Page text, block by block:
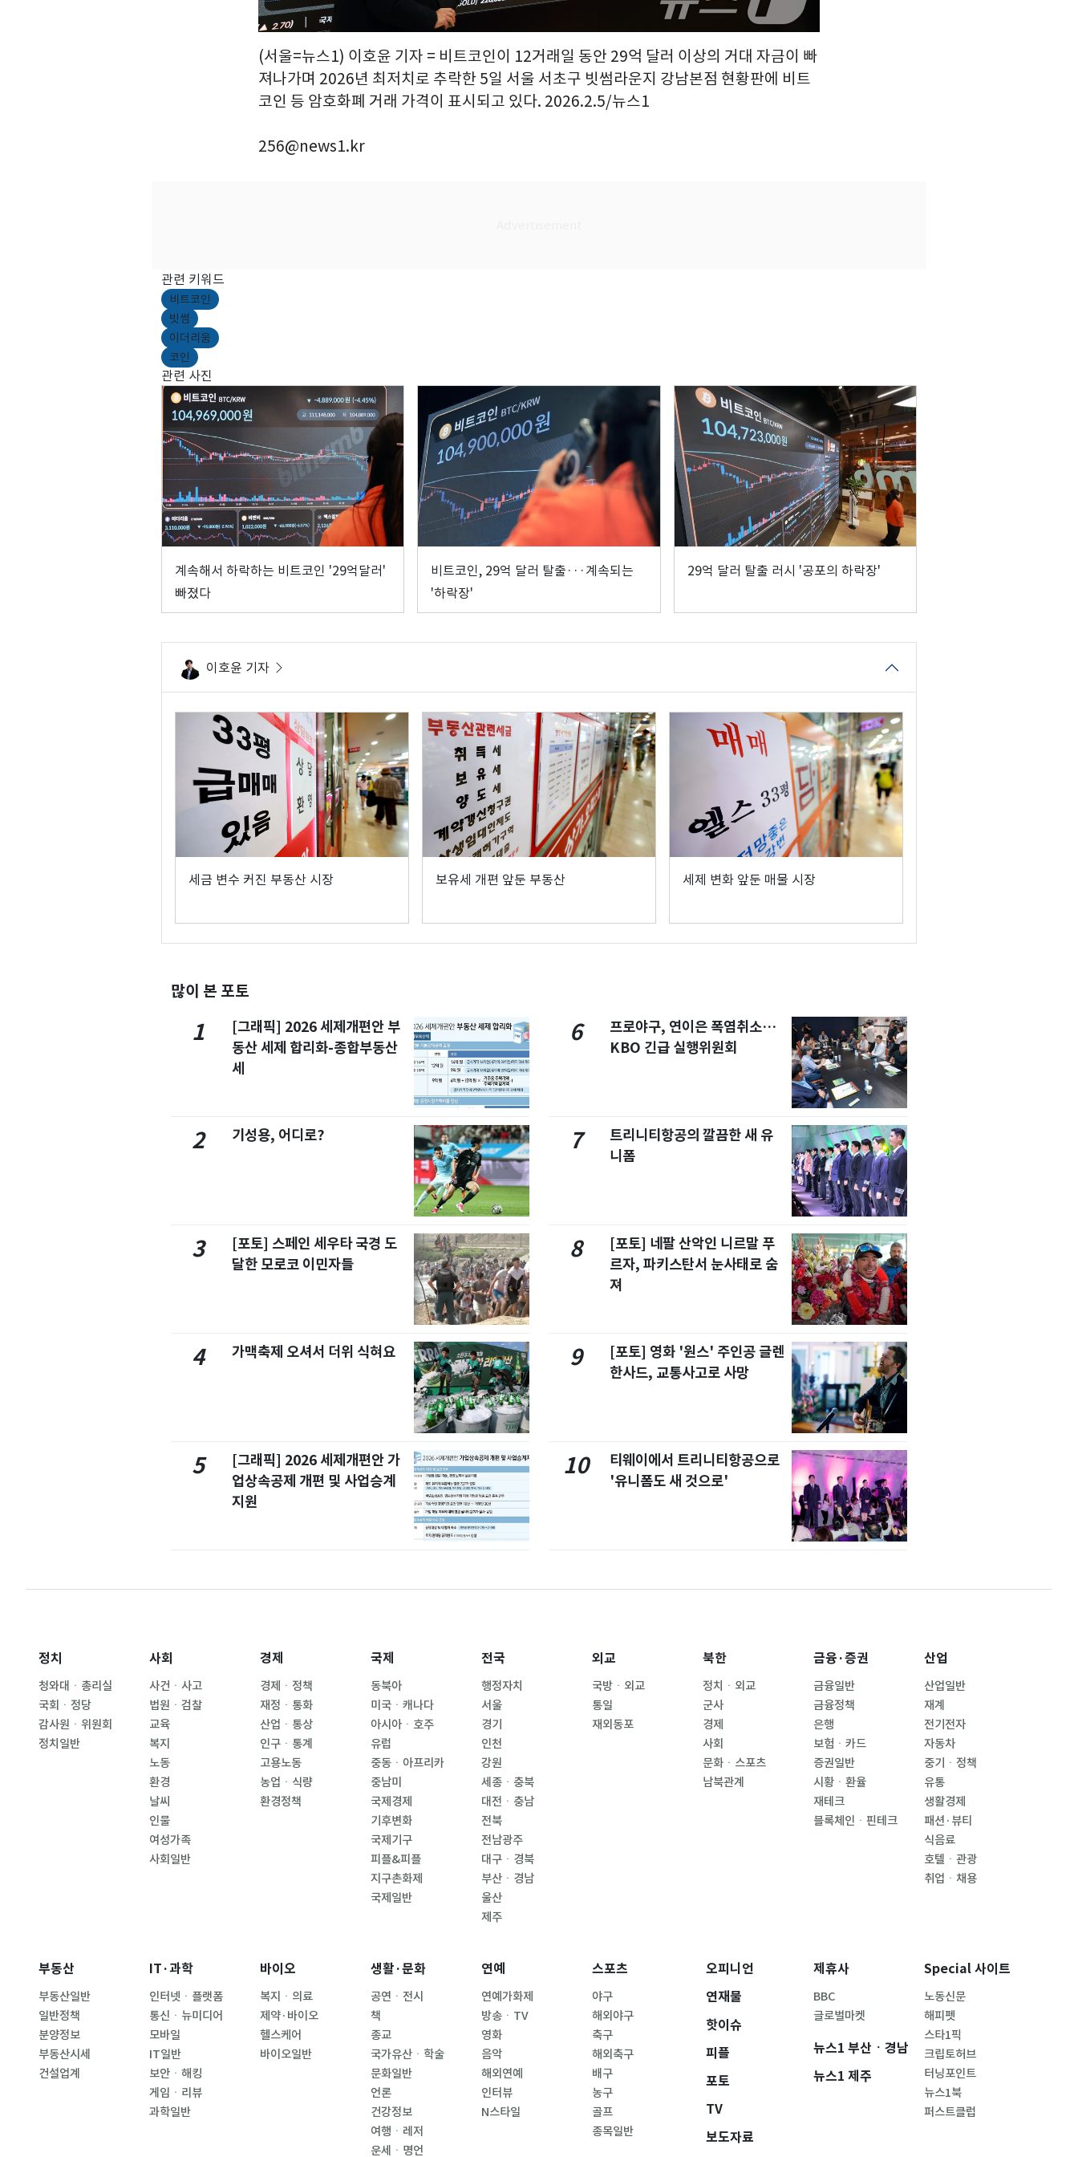
(서울=뉴스1) 이호윤 기자 = 비트코인이 12거래일 동안 29억 달러 이상의 거대 자금이 빠
져나가며 2026년 최저치로 추락한 5일 서울 서초구 빗썸라운지 강남본점 현황판에 비트
코인 등 암호화폐 거래 가격이 표시되고 있다. 2026.2.5/뉴스1
256@news1.kr
관련 키워드
비트코인
빗썸
이더리움
코인
관련 사진
계속해서 하락하는 비트코인 '29억달러'
빠졌다
비트코인, 29억 달러 탈출···계속되는
'하락장'
29억 달러 탈출 러시 '공포의 하락장'
이호윤 기자
세금 변수 커진 부동산 시장 보유세 개편 앞둔 부동산 세제 변화 앞둔 매물 시장
많이 본 포토
1
[그래픽] 2026 세제개편안 부
동산 세제 합리화-종합부동산
세
2 기성용, 어디로?
3
[포토] 스페인 세우타 국경 도
달한 모로코 이민자들
4 가맥축제 오셔서 더위 식혀요
5
[그래픽] 2026 세제개편안 가
업상속공제 개편 및 사업승계
지원
6
프로야구, 연이은 폭염취소…
KBO 긴급 실행위원회
7
트리니티항공의 깔끔한 새 유
니폼
8
[포토] 네팔 산악인 니르말 푸
르자, 파키스탄서 눈사태로 숨
져
9
[포토] 영화 '원스' 주인공 글렌
한사드, 교통사고로 사망
10
티웨이에서 트리니티항공으로
'유니폼도 새 것으로'
정치
청와대ㆍ총리실
국회ㆍ정당
감사원ㆍ위원회
정치일반
사회
사건ㆍ사고
법원ㆍ검찰
교육
복지
노동
환경
날씨
인물
여성가족
사회일반
경제
경제ㆍ정책
재정ㆍ통화
산업ㆍ통상
인구ㆍ통계
고용노동
농업ㆍ식량
환경정책
국제
동북아
미국ㆍ캐나다
아시아ㆍ호주
유럽
중동ㆍ아프리카
중남미
국제경제
기후변화
국제기구
피플&피플
지구촌화제
국제일반
전국
행정자치
서울
경기
인천
강원
세종ㆍ충북
대전ㆍ충남
전북
전남광주
대구ㆍ경북
부산ㆍ경남
울산
제주
외교
국방ㆍ외교
통일
재외동포
북한
정치ㆍ외교
군사
경제
사회
문화ㆍ스포츠
남북관계
금융·증권
금융일반
금융정책
은행
보험ㆍ카드
증권일반
시황ㆍ환율
재테크
블록체인ㆍ핀테크
산업
산업일반
재계
전기전자
자동차
중기ㆍ정책
유통
생활경제
패션·뷰티
식음료
호텔ㆍ관광
취업ㆍ채용
부동산
부동산일반
일반정책
분양정보
부동산시세
건설업계
IT·과학
인터넷ㆍ플랫폼
통신ㆍ뉴미디어
모바일
IT일반
보안ㆍ해킹
게임ㆍ리뷰
과학일반
바이오
복지ㆍ의료
제약·바이오
헬스케어
바이오일반
생활·문화
공연ㆍ전시
책
종교
국가유산ㆍ학술
문화일반
언론
건강정보
여행ㆍ레저
운세ㆍ명언
연예
연예가화제
방송ㆍTV
영화
음악
해외연예
인터뷰
N스타일
스포츠
야구
해외야구
축구
해외축구
배구
농구
골프
종목일반
오피니언
연재물
핫이슈
피플
포토
TV
보도자료
제휴사
BBC
글로벌마켓
뉴스1 부산ㆍ경남
뉴스1 제주
Special 사이트
노동신문
해피펫
스타1픽
크립토허브
터닝포인트
뉴스1북
퍼스트클럽